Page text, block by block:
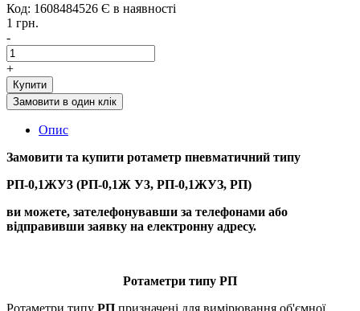
Код: 1608484526 Є в наявності
1 грн.
-
+
Купити
Замовити в один клік
Опис
Замовити та купити ротаметр пневматичний типу
РП-0,1ЖУ3 (РП-0,1Ж У3, РП-0,1ЖУЗ, РП)
ви можете, зателефонувавши за телефонами або
відправивши заявку на електронну адресу.
Ротаметри типу РП
Ротаметри типу РП призначені для вимірювання об'ємної